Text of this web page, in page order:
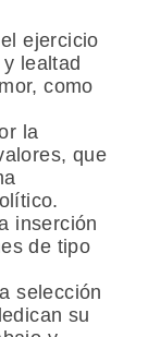
ejercicio
lealtad
como
la
que
inserción
de tipo
selección
su